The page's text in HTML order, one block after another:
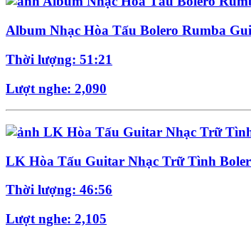
Album Nhạc Hòa Tấu Bolero Rumba
Thời lượng: 51:21
Lượt nghe: 2,090
LK Hòa Tấu Guitar Nhạc Trữ Tình
Thời lượng: 46:56
Lượt nghe: 2,105